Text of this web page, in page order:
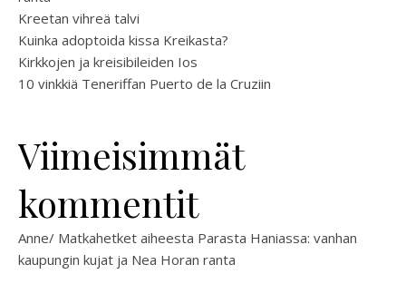
Kreetan vihreä talvi
Kuinka adoptoida kissa Kreikasta?
Kirkkojen ja kreisibileiden Ios
10 vinkkiä Teneriffan Puerto de la Cruziin
Viimeisimmät
kommentit
Anne/ Matkahetket aiheesta Parasta Haniassa: vanhan
kaupungin kujat ja Nea Horan ranta